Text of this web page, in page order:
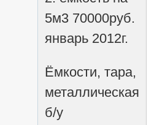
5м3 70000руб.
январь 2012г.
Ёмкости, тара,
металлическая,
б/у